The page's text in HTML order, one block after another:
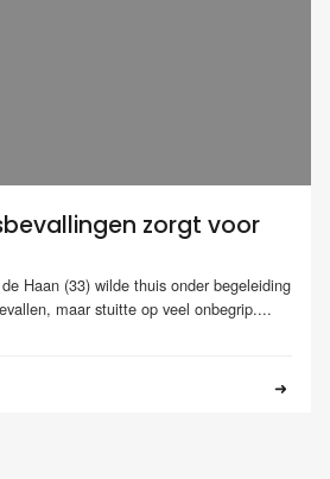
zorgt voor
Haan (33) wilde thuis onder begeleiding
maar stuitte op veel onbegrip....